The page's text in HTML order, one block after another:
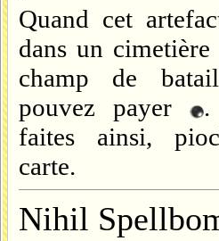
Quand cet
dans un
champ de
pouvez payer
.
faites ainsi,
carte.
Nihil